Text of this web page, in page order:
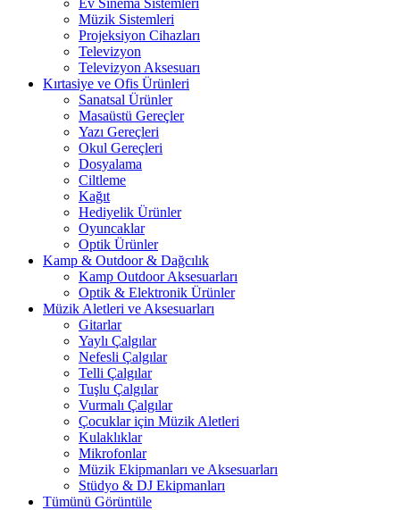
Ev Sinema Sistemleri
Müzik Sistemleri
Projeksiyon Cihazları
Televizyon
Televizyon Aksesuarı
Kırtasiye ve Ofis Ürünleri
Sanatsal Ürünler
Masaüstü Gereçler
Yazı Gereçleri
Okul Gereçleri
Dosyalama
Ciltleme
Kağıt
Hediyelik Ürünler
Oyuncaklar
Optik Ürünler
Kamp & Outdoor & Dağcılık
Kamp Outdoor Aksesuarları
Optik & Elektronik Ürünler
Müzik Aletleri ve Aksesuarları
Gitarlar
Yaylı Çalgılar
Nefesli Çalgılar
Telli Çalgılar
Tuşlu Çalgılar
Vurmalı Çalgılar
Çocuklar için Müzik Aletleri
Kulaklıklar
Mikrofonlar
Müzik Ekipmanları ve Aksesuarları
Stüdyo & DJ Ekipmanları
Tümünü Görüntüle